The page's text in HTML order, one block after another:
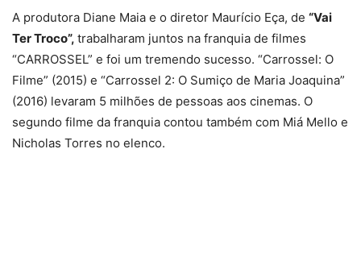
A produtora Diane Maia e o diretor Maurício Eça, de “Vai
Ter Troco”, trabalharam juntos na franquia de filmes
“CARROSSEL” e foi um tremendo sucesso. “Carrossel: O
Filme” (2015) e “Carrossel 2: O Sumiço de Maria Joaquina”
(2016) levaram 5 milhões de pessoas aos cinemas. O
segundo filme da franquia contou também com Miá Mello e
Nicholas Torres no elenco.